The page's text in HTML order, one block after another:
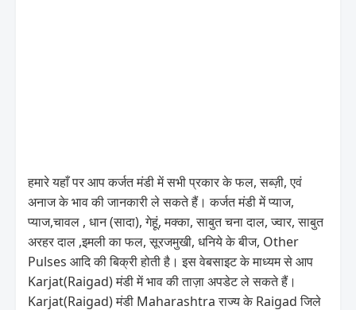
हमारे यहाँ पर आप कर्जत मंडी में सभी प्रकार के फल, सब्ज़ी, एवं
अनाज के भाव की जानकारी ले सकते हैं। कर्जत मंडी में प्याज,
प्याज,चावल , धान (सादा), गेहूं, मक्का, साबुत चना दाल, ज्वार, साबुत
अरहर दाल ,इमली का फल, सूरजमुखी, धनिये के बीज, Other
Pulses आदि की बिक्री होती है। इस वेबसाइट के माध्यम से आप
Karjat(Raigad) मंडी में भाव की ताज़ा अपडेट ले सकते हैं।
Karjat(Raigad) मंडी Maharashtra राज्य के Raigad जिले